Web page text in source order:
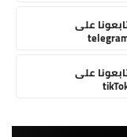
على
على